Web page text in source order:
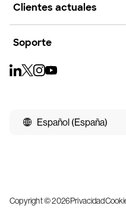
Clientes actuales
Soporte
Español (España)
Copyright © 2026Privacidad